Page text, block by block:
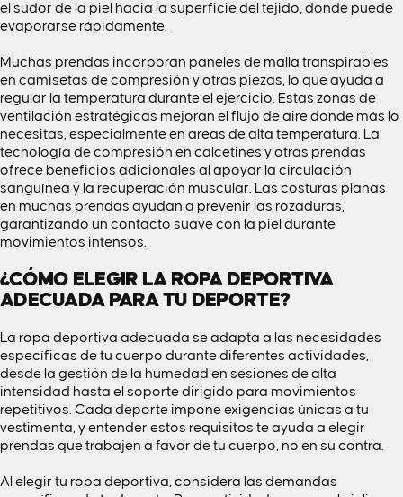
el sudor de la piel hacia la superficie del tejido, donde puede
evaporarse rápidamente.
Muchas prendas incorporan paneles de malla transpirables
en camisetas de compresión y otras piezas, lo que ayuda a
regular la temperatura durante el ejercicio. Estas zonas de
ventilación estratégicas mejoran el flujo de aire donde más lo
necesitas, especialmente en áreas de alta temperatura. La
tecnología de compresión en calcetines y otras prendas
ofrece beneficios adicionales al apoyar la circulación
sanguínea y la recuperación muscular. Las costuras planas
en muchas prendas ayudan a prevenir las rozaduras,
garantizando un contacto suave con la piel durante
movimientos intensos.
¿CÓMO ELEGIR LA ROPA DEPORTIVA
ADECUADA PARA TU DEPORTE?
La ropa deportiva adecuada se adapta a las necesidades
específicas de tu cuerpo durante diferentes actividades,
desde la gestión de la humedad en sesiones de alta
intensidad hasta el soporte dirigido para movimientos
repetitivos. Cada deporte impone exigencias únicas a tu
vestimenta, y entender estos requisitos te ayuda a elegir
prendas que trabajen a favor de tu cuerpo, no en su contra.
Al elegir tu ropa deportiva, considera las demandas